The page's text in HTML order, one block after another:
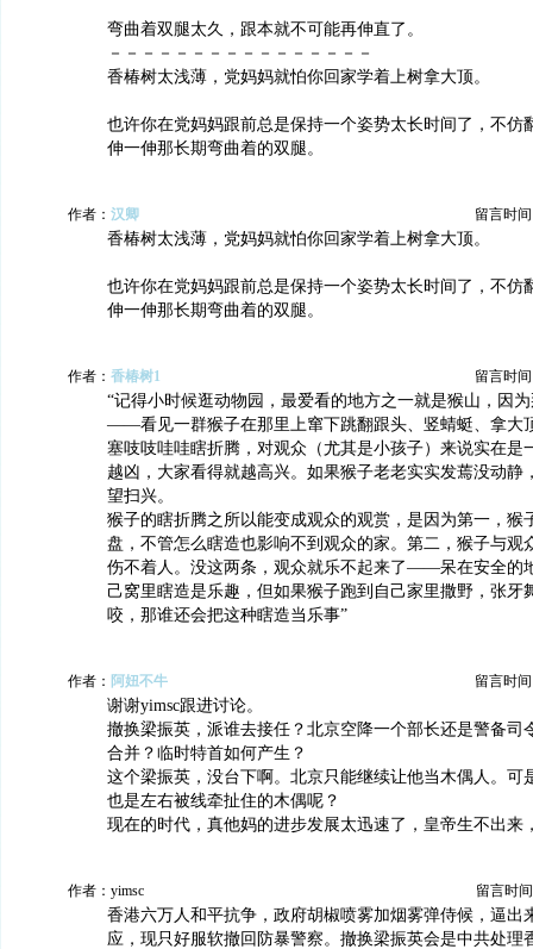
弯曲着双腿太久，跟本就不可能再伸直了。
－－－－－－－－－－－－－－－－
香椿树太浅薄，党妈妈就怕你回家学着上树拿大顶。
也许你在党妈妈跟前总是保持一个姿势太长时间了，不仿
伸一伸那长期弯曲着的双腿。
作者： 汉卿 留言时间
香椿树太浅薄，党妈妈就怕你回家学着上树拿大顶。
也许你在党妈妈跟前总是保持一个姿势太长时间了，不仿
伸一伸那长期弯曲着的双腿。
作者： 香椿树1 留言时间
“记得小时候逛动物园，最爱看的地方之一就是猴山，因
——看见一群猴子在那里上窜下跳翻跟头、竖蜻蜓、拿大
塞吱吱哇哇瞎折腾，对观众（尤其是小孩子）来说实在是
越凶，大家看得就越高兴。如果猴子老老实实发蔫没动静
望扫兴。
猴子的瞎折腾之所以能变成观众的观赏，是因为第一，猴
盘，不管怎么瞎造也影响不到观众的家。第二，猴子与观
伤不着人。没这两条，观众就乐不起来了——呆在安全的
己窝里瞎造是乐趣，但如果猴子跑到自己家里撒野，张牙
咬，那谁还会把这种瞎造当乐事”
作者： 阿妞不牛 留言时间
谢谢yimsc跟进讨论。
撤换梁振英，派谁去接任？北京空降一个部长还是警备司
合并？临时特首如何产生？
这个梁振英，没台下啊。北京只能继续让他当木偶人。可
也是左右被线牵扯住的木偶呢？
现在的时代，真他妈的进步发展太迅速了，皇帝生不出来
作者：yimsc 留言时
香港六万人和平抗争，政府胡椒喷雾加烟雾弹侍候，逼出
应，现只好服软撤回防暴警察。撤换梁振英会是中共处理